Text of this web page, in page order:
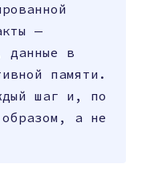
—
данные в
памяти.
шаг и, по
а не